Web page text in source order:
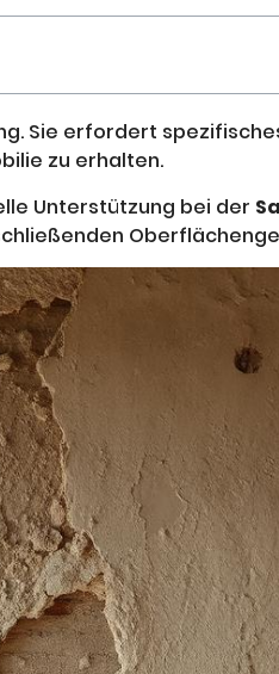
Sie erfordert
zu erhalten.
Unterstützung bei der